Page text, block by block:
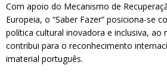
Com apoio do Mecanismo de
Europeia, o “Saber Fazer” posiciona-se
política cultural inovadora e inclusiva, ao
contribui para o reconhecimento
imaterial português.